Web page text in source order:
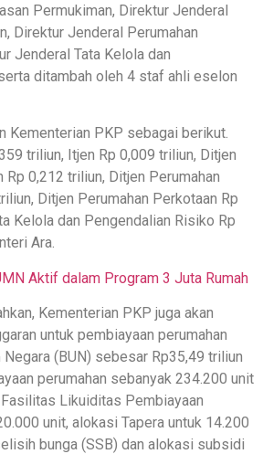
Permukiman, Direktur Jenderal
Direktur Jenderal Perumahan
Jenderal Tata Kelola dan
ditambah oleh 4 staf ahli eselon
Kementerian PKP sebagai berikut.
triliun, Itjen Rp 0,009 triliun, Ditjen
Rp 0,212 triliun, Ditjen Perumahan
Ditjen Perumahan Perkotaan Rp
Kelola dan Pengendalian Risiko Rp
Ara.
Aktif dalam Program 3 Juta Rumah
Kementerian PKP juga akan
untuk pembiayaan perumahan
Negara (BUN) sebesar Rp35,49 triliun
perumahan sebanyak 234.200 unit
Likuiditas Pembiayaan
unit, alokasi Tapera untuk 14.200
bunga (SSB) dan alokasi subsidi